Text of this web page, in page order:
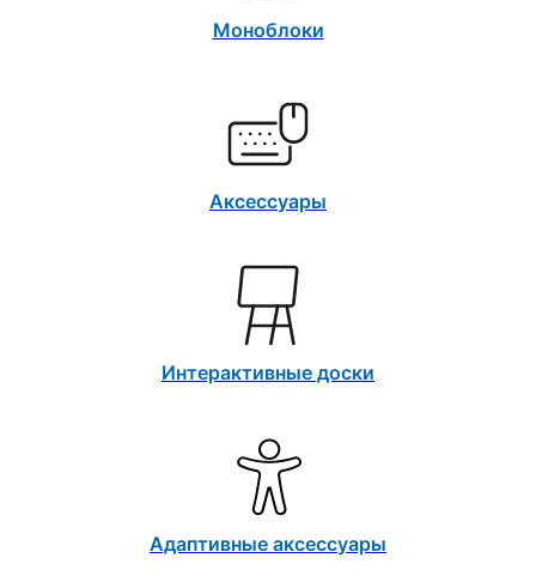
Моноблоки
Аксессуары
Интерактивные доски
Адаптивные аксессуары